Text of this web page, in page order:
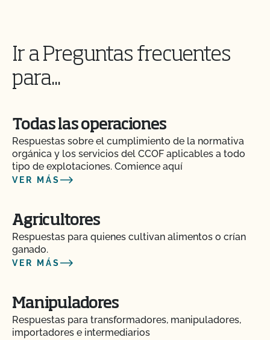
Ir a Preguntas frecuentes
para...
Todas las operaciones
Respuestas sobre el cumplimiento de la normativa
orgánica y los servicios del CCOF aplicables a todo
tipo de explotaciones. Comience aquí
VER MÁS
Agricultores
Respuestas para quienes cultivan alimentos o crían
ganado.
VER MÁS
Manipuladores
Respuestas para transformadores, manipuladores,
importadores e intermediarios
¿Se puede dar pienso suplementario?
para piensos tengan certificación orgánica?
¿Tienen que ser orgánicos mis trasplantes?
¿Certifica el CCOF los productos de cáñamo?
¿Ofrece el CCOF la Certificación de Transición?
¿Cómo se certifican como orgánicos los sistemas
hidropónicos y en contenedor?
¿Cómo puedo encontrar un matadero orgánico
certificado?